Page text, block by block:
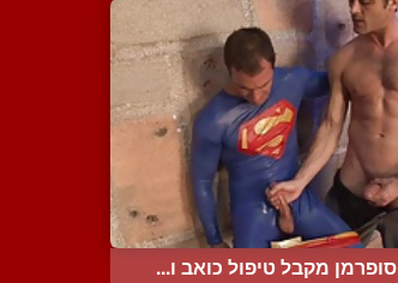
סופרמן מקבל טיפול כואב ו...